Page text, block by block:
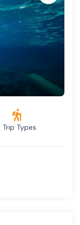
Trip Types